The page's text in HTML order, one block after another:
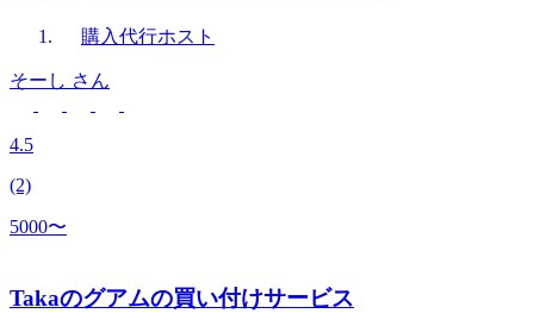
購入代行ホスト
そーし さん
4.5
(2)
5000〜
Takaのグアムの買い付けサービス